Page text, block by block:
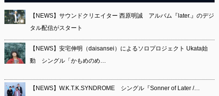
【NEWS】サウンドクリエイター 西原明誠 アルバム『later.』のデジ
タル配信がスタート
【NEWS】安宅伸明（daisansei）によるソロプロジェクト Ukata始
動 シングル「かもめのめ…
【NEWS】W.K.T.K.SYNDROME シングル『Sonner of Later /…